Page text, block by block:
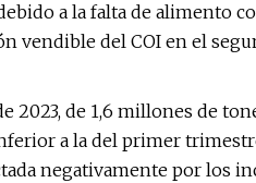
a la falta de alimento
vendible del COI en el
de 1,6 millones de
a la del primer
negativamente por los